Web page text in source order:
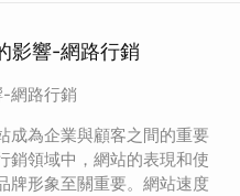
影響-網路行銷
-網路行銷
成為企業與顧客之間的重要
銷領域中，網站的表現和使
牌形象至關重要。網站速度